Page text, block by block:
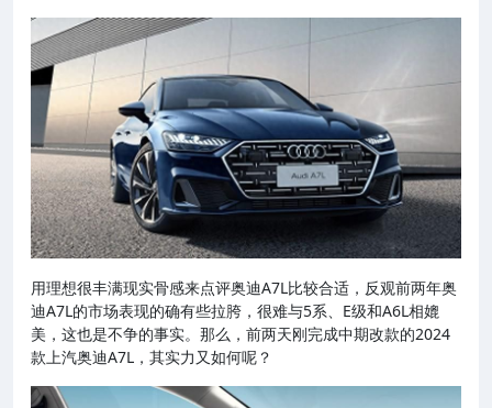
用理想很丰满现实骨感来点评奥迪A7L比较合适，反观前两年奥
迪A7L的市场表现的确有些拉胯，很难与5系、E级和A6L相媲
美，这也是不争的事实。那么，前两天刚完成中期改款的2024
款上汽奥迪A7L，其实力又如何呢？